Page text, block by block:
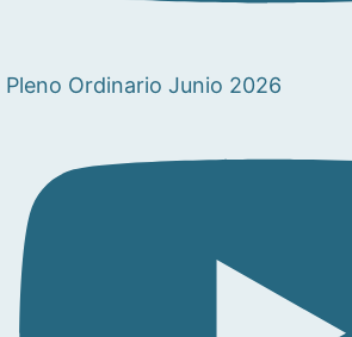
Pleno Ordinario Junio 2026